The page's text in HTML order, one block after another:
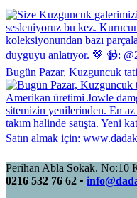
Bugün Pazar, Kuzguncuk
Perihan Abla Sokak. No:10
0216 532 76 62 •